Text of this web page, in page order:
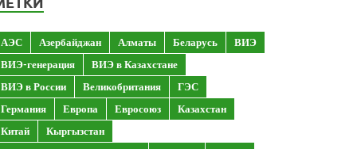
АЭС Азербайджан Алматы Беларусь
ВИЭ
ВИЭ-генерация
ВИЭ в Казахстане
ВИЭ в России
Великобритания
ГЭС
Германия
Европа Евросоюз
Казахстан
Китай
Кыргызстан